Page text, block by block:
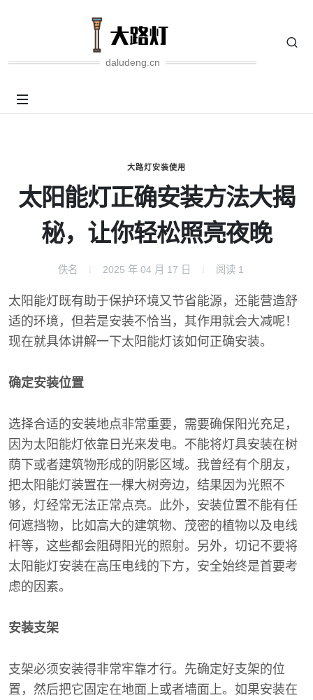
daludeng.cn
大路灯安装使用
太阳能灯正确安装方法大揭
秘，让你轻松照亮夜晚
佚名 2025 年 04 月 17 日 阅读 1
太阳能灯既有助于保护环境又节省能源，还能营造舒
适的环境，但若是安装不恰当，其作用就会大减呢！
现在就具体讲解一下太阳能灯该如何正确安装。
确定安装位置
选择合适的安装地点非常重要，需要确保阳光充足，
因为太阳能灯依靠日光来发电。不能将灯具安装在树
荫下或者建筑物形成的阴影区域。我曾经有个朋友，
把太阳能灯装置在一棵大树旁边，结果因为光照不
够，灯经常无法正常点亮。此外，安装位置不能有任
何遮挡物，比如高大的建筑物、茂密的植物以及电线
杆等，这些都会阻碍阳光的照射。另外，切记不要将
太阳能灯安装在高压电线的下方，安全始终是首要考
虑的因素。
安装支架
支架必须安装得非常牢靠才行。先确定好支架的位
置，然后把它固定在地面上或者墙面上。如果安装在